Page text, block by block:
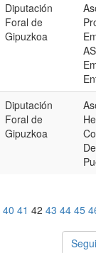
Diputación
Foral de
Gipuzkoa
Diputación
Foral de
Gipuzkoa
40 41 42 43 44 45